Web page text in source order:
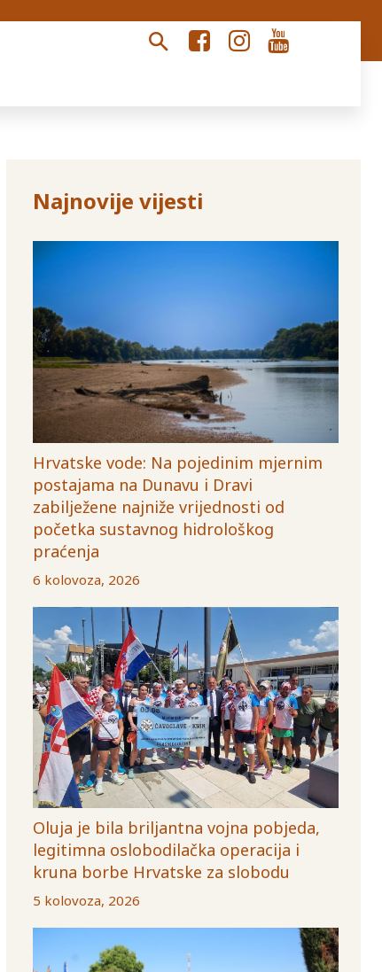
Najnovije vijesti
Hrvatske vode: Na pojedinim mjernim
postajama na Dunavu i Dravi
zabilježene najniže vrijednosti od
početka sustavnog hidrološkog
praćenja
6 kolovoza, 2026
Oluja je bila briljantna vojna pobjeda,
legitimna oslobodilačka operacija i
kruna borbe Hrvatske za slobodu
5 kolovoza, 2026